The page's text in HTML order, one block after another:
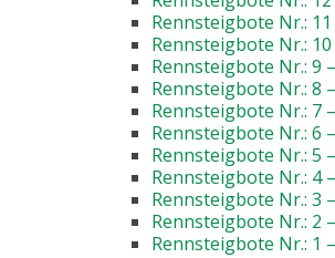
Rennsteigbote Nr.:
Rennsteigbote Nr.:
Rennsteigbote Nr.: 9
Rennsteigbote Nr.: 8
Rennsteigbote Nr.: 7
Rennsteigbote Nr.: 6
Rennsteigbote Nr.: 5
Rennsteigbote Nr.: 4
Rennsteigbote Nr.: 3
Rennsteigbote Nr.: 2
Rennsteigbote Nr.: 1